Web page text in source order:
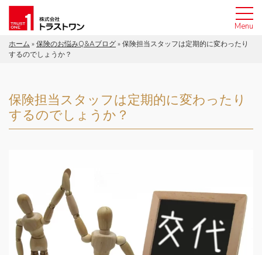
Menu
ホーム
私たちの理念
保険のお悩みブログ
お客様の声
ホーム »保険のお悩みQ&Aブログ»保険担当スタッフは定期的に変わったり
するのでしょうか？
保険担当スタッフは定期的に変わったり
するのでしょうか？